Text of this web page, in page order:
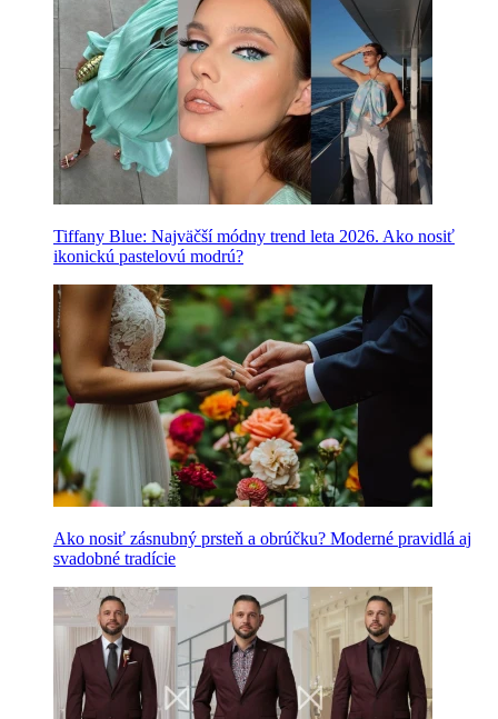
Tiffany Blue: Najväčší módny trend leta 2026. Ako nosiť
ikonickú pastelovú modrú?
Ako nosiť zásnubný prsteň a obrúčku? Moderné pravidlá aj
svadobné tradície